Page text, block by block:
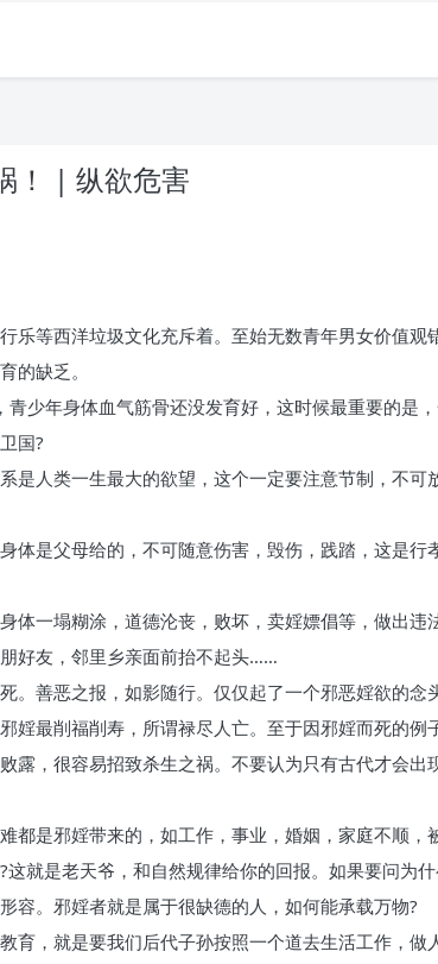
！ | 纵欲危害
乐等西洋垃圾文化充斥着。至始无数青年男女价值
的缺乏。
少年身体血气筋骨还没发育好，这时候最重要的是
国?
是人类一生最大的欲望，这个一定要注意节制，不
体是父母给的，不可随意伤害，毁伤，践踏，这是
体一塌糊涂，道德沦丧，败坏，卖婬嫖倡等，做出
好友，邻里乡亲面前抬不起头……
。善恶之报，如影随行。仅仅起了一个邪恶婬欲的
婬最削福削寿，所谓禄尽人亡。至于因邪婬而死的
露，很容易招致杀生之祸。不要认为只有古代才会
都是邪婬带来的，如工作，事业，婚姻，家庭不顺
就是老天爷，和自然规律给你的回报。如果要问为
容。邪婬者就是属于很缺德的人，如何能承载万物?
育，就是要我们后代子孙按照一个道去生活工作，